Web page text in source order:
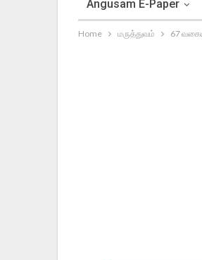
Angusam E-Paper
Home மருத்துவம் 67